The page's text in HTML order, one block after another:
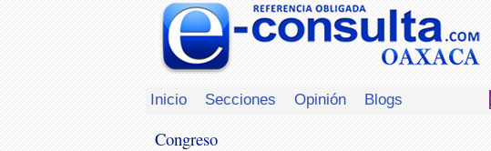
Inicio Secciones Opinión Blogs
Congreso